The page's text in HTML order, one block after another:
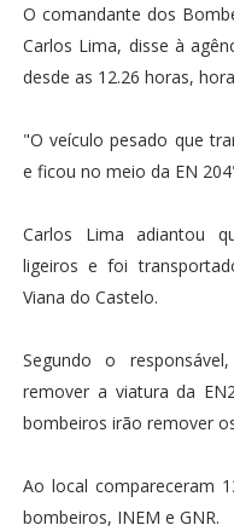
O comandante dos
Carlos Lima, disse à
desde as 12.26 horas,
"O veículo pesado que
e ficou no meio da EN
Carlos Lima adiantou
ligeiros e foi
Viana do Castelo.
Segundo o
remover a viatura da
bombeiros irão remover
Ao local compareceram
bombeiros, INEM e GNR.